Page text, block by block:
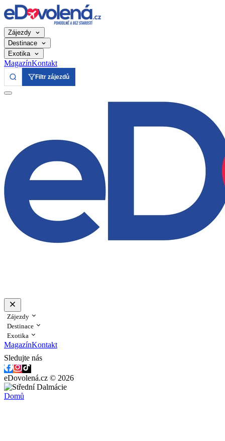
Zájezdy
Destinace
Exotika
MagazínKontakt
Filtr zájezdů
Zájezdy
Destinace
Exotika
MagazínKontakt
Sledujte nás
eDovolená.cz © 2026
Domů